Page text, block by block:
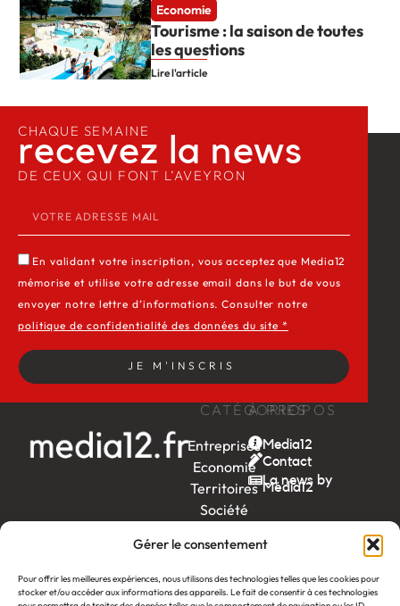
Gérer le consentement
Pour offrir les meilleures expériences, nous utilisons des technologies telles que les cookies pour
stocker et/ou accéder aux informations des appareils. Le fait de consentir à ces technologies
Economie
Tourisme : la saison de toutes
les questions
Lire l'article
CATÉGORIES
Entreprises
Economie
Territoires
Société
end
Ambition
by EDF
À PROPOS
Media12
Contact
La news by
Média12
CHAQUE SEMAINE
recevez la news​
DE CEUX QUI FONT L’AVEYRON
En validant votre inscription, vous acceptez que Media12
mémorise et utilise votre adresse email dans le but de vous
envoyer notre lettre d’informations. Consulter notre
politique de confidentialité des données du site *
JE M'INSCRIS